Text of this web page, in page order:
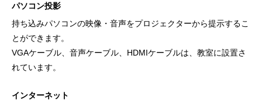
パソコン投影
持ち込みパソコンの映像・音声をプロジェクターから提示するこ
とができます。
VGAケーブル、音声ケーブル、HDMIケーブルは、教室に設置さ
れています。
インターネット